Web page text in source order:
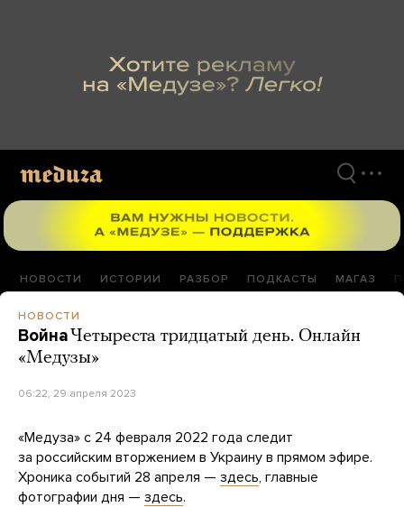
НОВОСТИ ИСТОРИИ РАЗБОР ПОДКАСТЫ МАГАЗ
НОВОСТИ
Война Четыреста тридцатый день. Онлайн
«Медузы»
06:22, 29 апреля 2023
«Медуза» с 24 февраля 2022 года следит
за российским вторжением в Украину в прямом эфире.
Хроника событий 28 апреля — здесь, главные
фотографии дня — здесь.